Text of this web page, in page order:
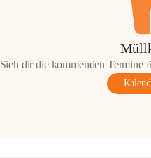
Sieh dir die kommenden Termine